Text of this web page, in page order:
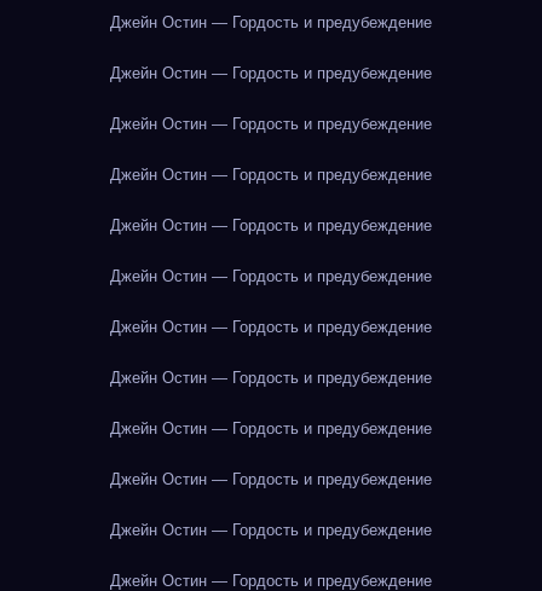
Джейн Остин — Гордость и предубеждение
Джейн Остин — Гордость и предубеждение
Джейн Остин — Гордость и предубеждение
Джейн Остин — Гордость и предубеждение
Джейн Остин — Гордость и предубеждение
Джейн Остин — Гордость и предубеждение
Джейн Остин — Гордость и предубеждение
Джейн Остин — Гордость и предубеждение
Джейн Остин — Гордость и предубеждение
Джейн Остин — Гордость и предубеждение
Джейн Остин — Гордость и предубеждение
Джейн Остин — Гордость и предубеждение